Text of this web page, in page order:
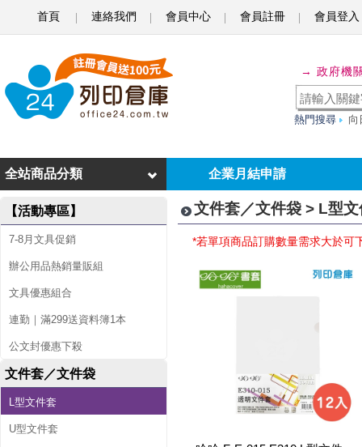
首頁 連絡我們 會員中心 會員註冊 會員登入
型
文
套
→ 政府機
熱門搜尋 向
企業月結申請
全站商品分類
【活動專區】
7-8月文具促銷
辦公用品熱銷量販組
文具優惠組合
連勤｜滿299送資料簿1本
公文封優惠下殺
文件套／文件袋
L型文件套
U型文件套
文件套／文件袋 > L型
*若單項商品訂購數量需求大於可